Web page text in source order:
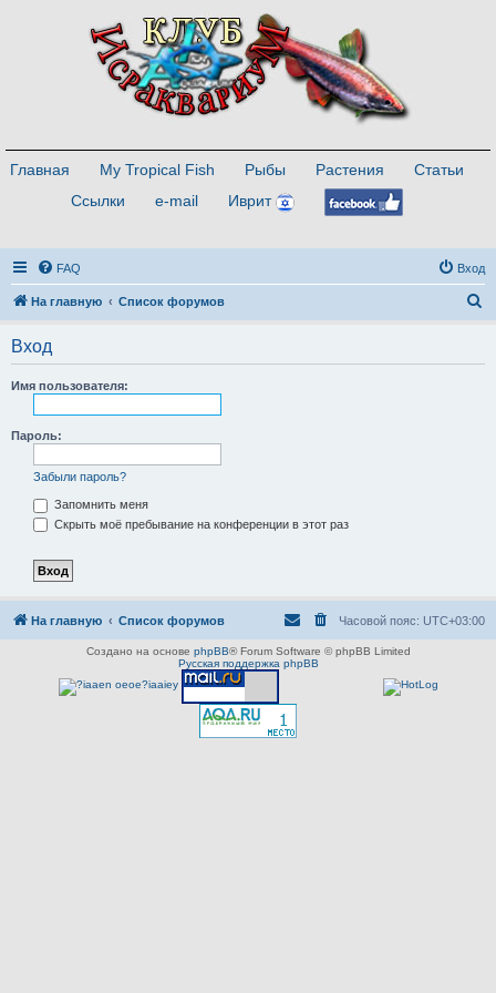
Главная My Tropical Fish Рыбы Растения
Статьи
Ссылки
e-mail Иврит
FAQ Вход
На главную Список форумов
Вход
Имя пользователя:
Пароль:
Забыли пароль?
Запомнить меня
Скрыть моё пребывание на конференции в этот раз
На главную Список форумов Часовой пояс: UTC+03:00
Создано на основе phpBB® Forum Software © phpBB Limited
Русская поддержка phpBB